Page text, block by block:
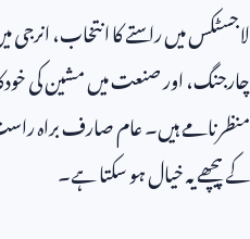
لاجسٹکس میں راستے کا انتخاب،
چارجنگ، اور صنعت میں مشین کی
منظرنامے ہیں۔ عام صارف براہ
کے پیچھے یہ خیال ہو سکتا ہے۔